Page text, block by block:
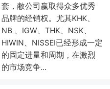
套，敝公司赢取得众多优秀
品牌的经销权。尤其KHK、
NB 、IGW、THK、NSK、
HIWIN、NISSEI已经形成一定
的固定进量和周期，在激烈
的市场竞争...